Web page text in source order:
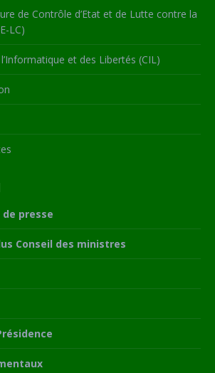
de Contrôle d’Etat et de Lutte contre la
LC)
et des Libertés (CIL)
presse
Conseil des ministres